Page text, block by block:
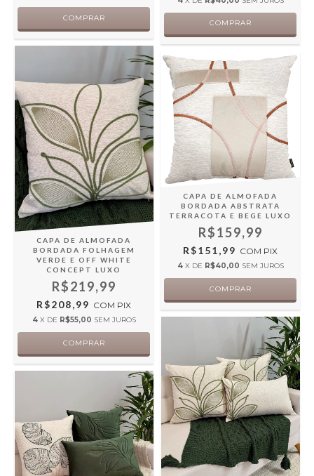
CAPA DE ALMOFADA
BORDADA FOLHAGEM
VERDE E OFF WHITE
CONCEPT LUXO
R$219,99
R$208,99 COM PIX
4 X DE R$55,00 SEM JUROS
CAPA DE ALMOFADA
BORDADA ABSTRATA
TERRACOTA E BEGE LUXO
R$159,99
R$151,99 COM PIX
4 X DE R$40,00 SEM JUROS